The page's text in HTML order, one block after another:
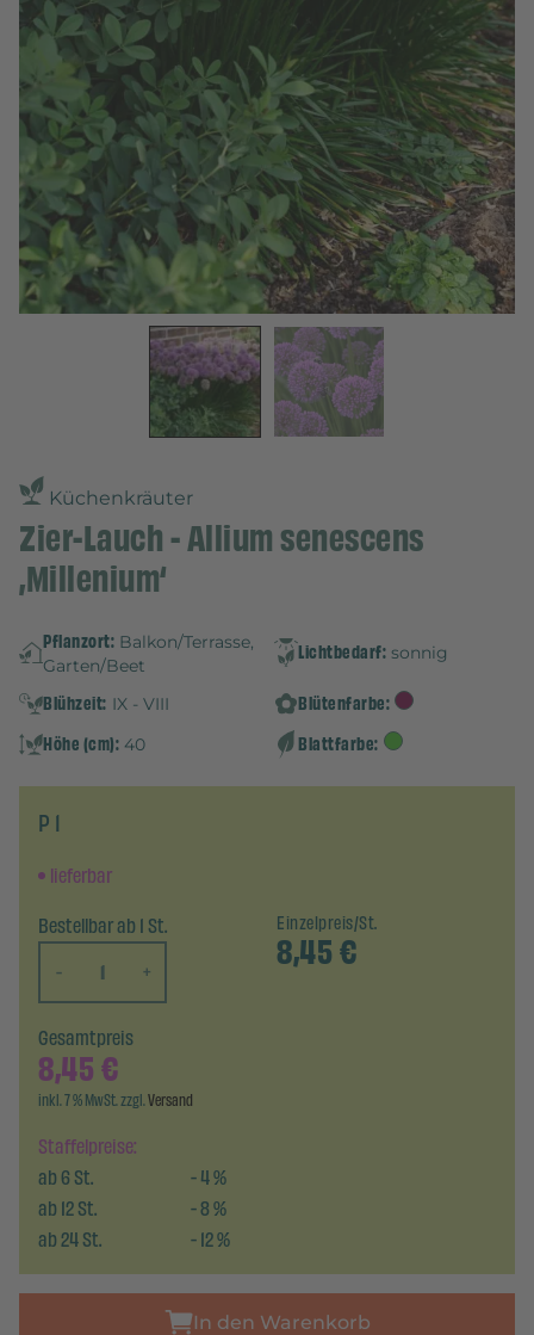
Küchenkräuter
Zier-Lauch - Allium senescens
‚Millenium‘
Pflanzort: Balkon/Terrasse,
Garten/Beet
Lichtbedarf: sonnig
Blühzeit: IX - VIII
Blütenfarbe:
Höhe (cm): 40 Blattfarbe:
P 1
lieferbar
Bestellbar ab 1 St.
-
+
Einzelpreis/St.
8,45€
Staffelpreise:
ab6St. -4%
ab12St. -8%
ab24St. -12%
Gesamtpreis
8,45€
inkl. 7 % MwSt. zzgl.Versand
In den Warenkorb